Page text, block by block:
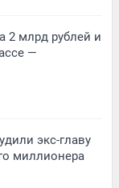
2 млрд рублей и
—
экс-главу
миллионера